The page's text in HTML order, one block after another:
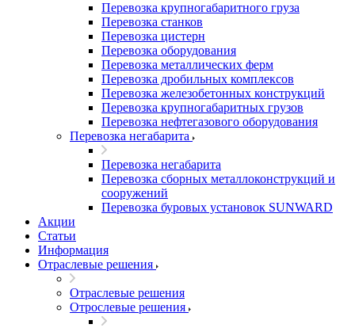
Перевозка крупногабаритного груза
Перевозка станков
Перевозка цистерн
Перевозка оборудования
Перевозка металлических ферм
Перевозка дробильных комплексов
Перевозка железобетонных конструкций
Перевозка крупногабаритных грузов
Перевозка нефтегазового оборудования
Перевозка негабарита
Перевозка негабарита
Перевозка сборных металлоконструкций и
сооружений
Перевозка буровых установок SUNWARD
Акции
Статьи
Информация
Отраслевые решения
Отраслевые решения
Отрослевые решения